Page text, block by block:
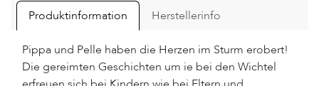
Produktinformation Herstellerinfo
Pippa und Pelle haben die Herzen im Sturm erobert!
Die gereimten Geschichten um ie bei den Wichtel